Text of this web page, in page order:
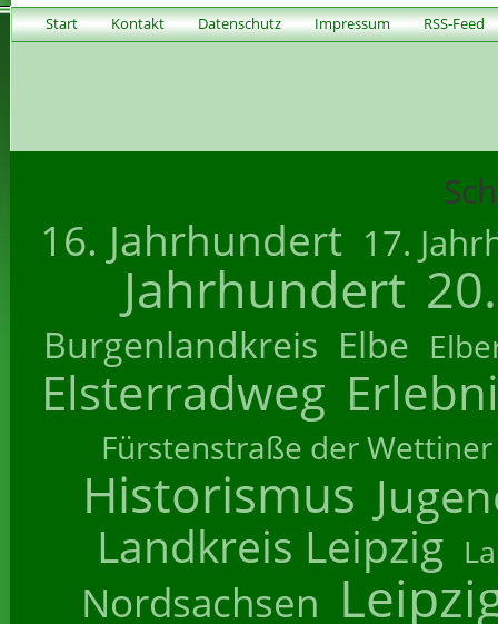
Start Kontakt Datenschutz Impressum RSS-Feed
16. Jahrhundert 17.
Jahrhundert
Burgenlandkreis Elbe
Elsterradweg
Fürstenstraße der Wettiner
Historismus
Landkreis Leipzig
Nordsachsen